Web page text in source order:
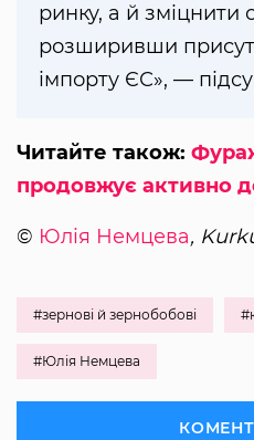
ринку, а й зміцнити
розширивши
імпорту ЄС», —
Читайте також:
продовжує активно
© Юлія Немцева,
#зернові й зернобобові
#Юлія Немцева